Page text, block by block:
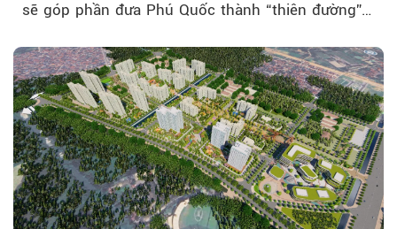
sẽ góp phần đưa Phú Quốc thành “thiên đường”